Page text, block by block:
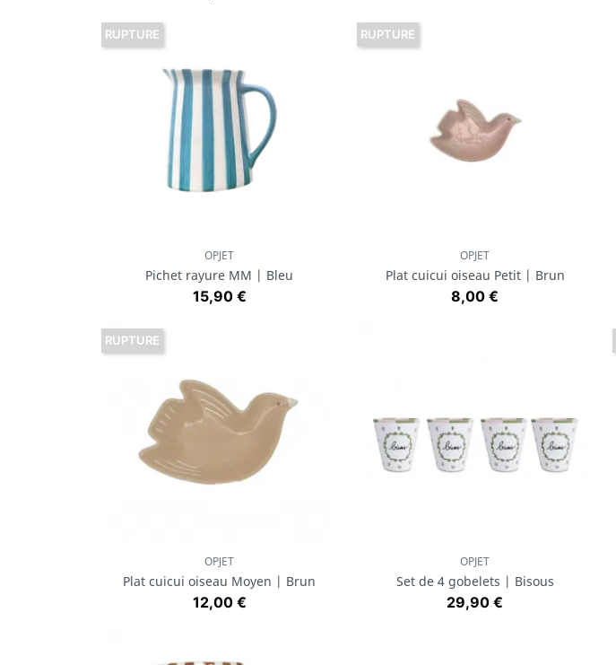
Aperçu rapide
OPJET
Pichet rayure MM | Bleu
Prix
15,90 €
RUPTURE
Aperçu rapide
OPJET
Plat cuicui oiseau Petit | Brun
Prix
8,00 €
RUPTURE
Aperçu rapide
OPJET
Plat cuicui oiseau Moyen | Brun
Prix
12,00 €
RUPTURE
Aperçu rapide
OPJET
Set de 4 gobelets | Bisous
Prix
29,90 €